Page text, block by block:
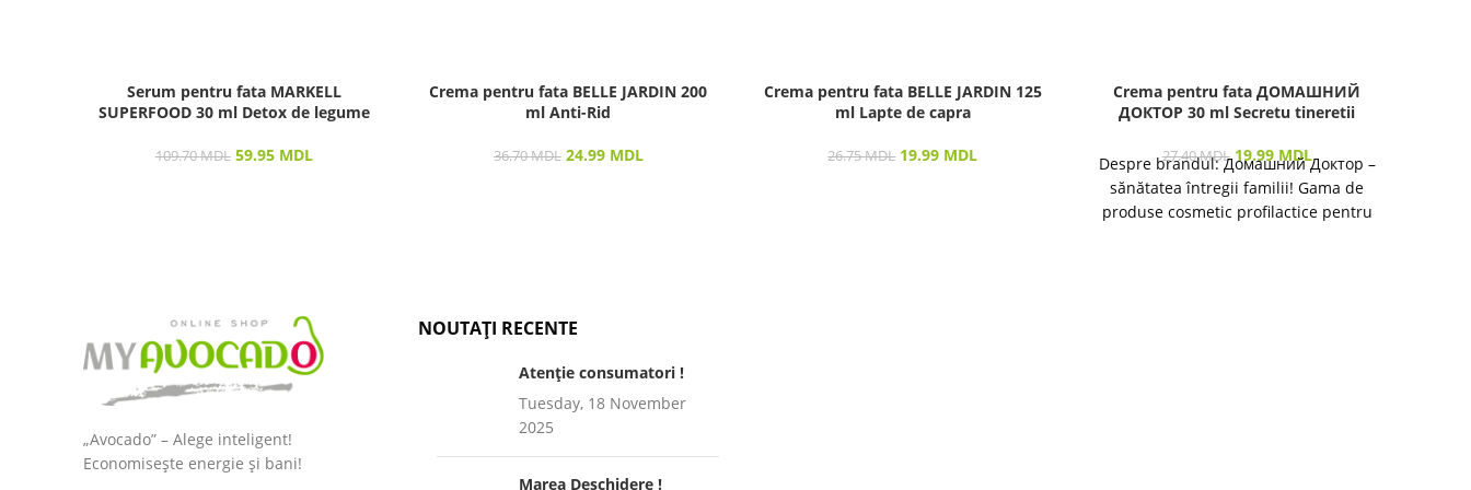
Serum pentru fata MARKELL
SUPERFOOD 30 ml Detox de legume
109.70MDL 59.95 MDL
Crema pentru fata BELLE JARDIN 200
ml Anti-Rid
36.70MDL 24.99 MDL
Crema pentru fata BELLE JARDIN 125
ml Lapte de capra
26.75MDL 19.99 MDL
Crema pentru fata ДОМАШНИЙ
ДОКТОР 30 ml Secretu tineretii
27.40MDL 19.99 MDL
Despre brandul: Домашний Доктор –
sănătatea întregii familii! Gama de
produse cosmetic profilactice pentru
„Avocado” – Alege inteligent!
Economisește energie și bani!
NOUTAȚI RECENTE
Atenție consumatori !
Tuesday, 18 November
2025
Marea Deschidere !